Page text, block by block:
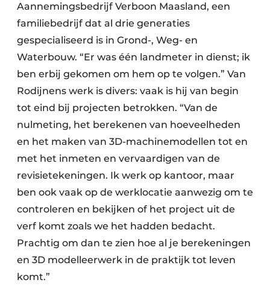
Sloop & Recycling
Bouwtransport
Machines & Materieel
Aannemingsbedrijf Verboon Maasland, een
familiebedrijf dat al drie generaties
gespecialiseerd is in Grond-, Weg- en
Waterbouw. “Er was één landmeter in dienst; ik
ben erbij gekomen om hem op te volgen.” Van
Rodijnens werk is divers: vaak is hij van begin
tot eind bij projecten betrokken. “Van de
nulmeting, het berekenen van hoeveelheden
en het maken van 3D-machinemodellen tot en
met het inmeten en vervaardigen van de
revisietekeningen. Ik werk op kantoor, maar
ben ook vaak op de werklocatie aanwezig om te
controleren en bekijken of het project uit de
verf komt zoals we het hadden bedacht.
Prachtig om dan te zien hoe al je berekeningen
en 3D modelleerwerk in de praktijk tot leven
komt.”